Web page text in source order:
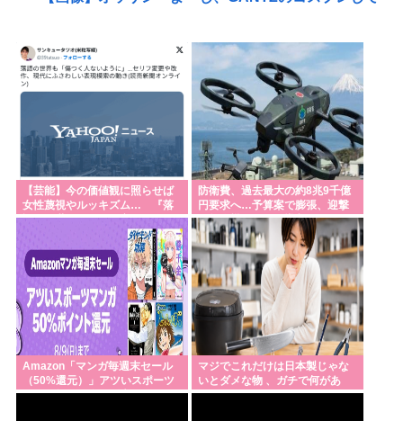
『食料自給率』の低い日本が「核兵器で国を守
る！」って、頭おかしくね？食べ物止められたら終
自民党「日本を滅ぼそうとする統一教会のいいなり
ですw」👈お前らがコイツを支持する理由w
法定速度絶対守るマン、どんなに見通しの良い道路
でも40～60km以上出さない
一流顔隠しアーティストtuki.(17)さん、「家族でハワ
イ行ってきたw」👉自己顕示欲がどんどん抑えられ
なくなる
靖国のコスプレ禁止てもしかして8月15日に高市早苗
が参拝することへの布石か？そらコスプレした馬鹿
がいたら絵にならないしな
【サッカー】アルゼンチン代表メッシの父親ホルヘ
【芸能】今の価値観に照らせば
女性蔑視やルッキズム… 『落
語』の世界もセリフ変更や改
防衛費、過去最大の約8兆9千億
円要求へ…予算案で膨張、迎撃
用無人機・AIなど導入！
Amazon「マンガ毎週末セール
（50%還元）」アツいスポーツ
マンガ祭り最終日到来！！！
マジでこれだけは日本製じゃな
いとダメな物 、ガチで何があ
る？